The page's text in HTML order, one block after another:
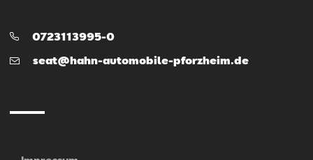
Telefon:
0723113995-0
E-
seat@hahn-automobile-pforzheim.de